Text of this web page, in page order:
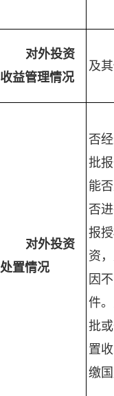
对外投资
收益管理情况
及
对外投资
处置情况
否
批
能
否
报
资
因
件
批
置
缴